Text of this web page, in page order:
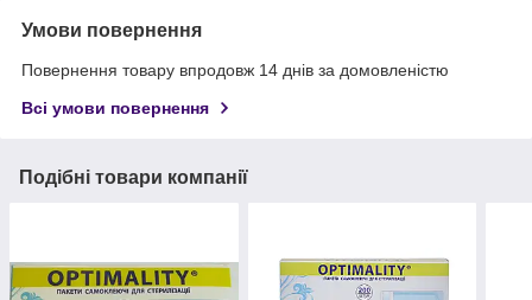
Умови повернення
Повернення товару впродовж 14 днів за домовленістю
Всі умови повернення
Подібні товари компанії